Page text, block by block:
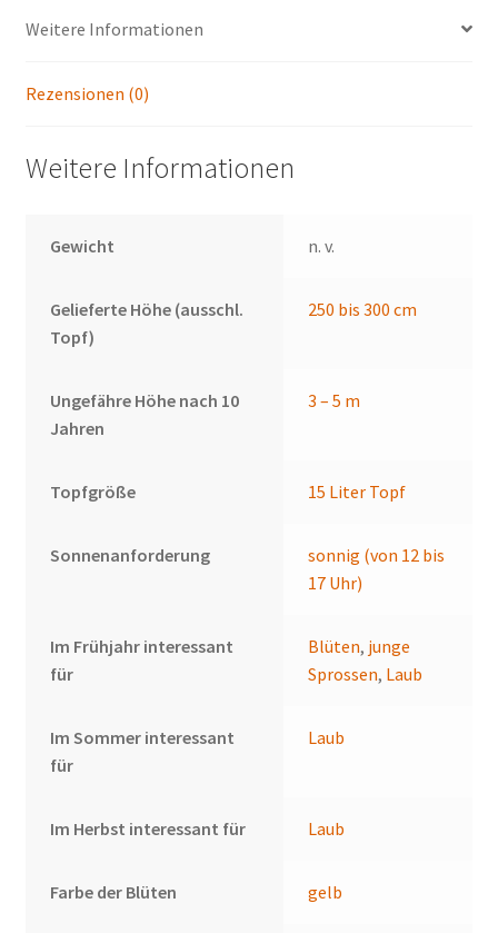
Weitere Informationen
Rezensionen (0)
Weitere Informationen
Gewicht n. v.
Gelieferte Höhe (ausschl.
Topf)
250 bis 300 cm
Ungefähre Höhe nach 10
Jahren
3 – 5 m
Topfgröße 15 Liter Topf
Sonnenanforderung
sonnig (von 12 bis
17 Uhr)
Im Frühjahr interessant
für
Blüten, junge
Sprossen, Laub
Im Sommer interessant
für
Laub
Im Herbst interessant für Laub
Farbe der Blüten gelb